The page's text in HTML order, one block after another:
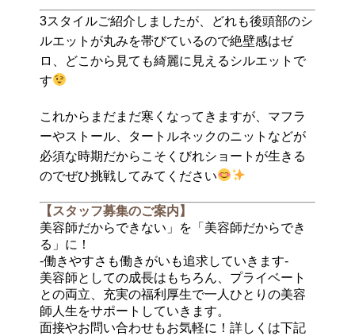
3スタイルご紹介しましたが、どれも後頭部のシ
ルエットが丸みを帯びているので絶壁感はゼ
ロ、どこから見ても綺麗に見えるシルエットで
す
これからまだまだ寒くなってきますが、マフラ
ーやストール、タートルネックのニットなどが
必須な時期だからこそくびれショートが生きる
のでぜひ挑戦してみてください
【スタッフ募集のご案内】
美容師だからできない」を「美容師だからでき
る」に！
-働きやすさも働きがいも追求していきます-
美容師としての成長はもちろん、プライベート
との両立、充実の福利厚生で一人ひとりの美容
師人生をサポートしていきます。
面接やお問い合わせもお気軽に！詳しくは下記